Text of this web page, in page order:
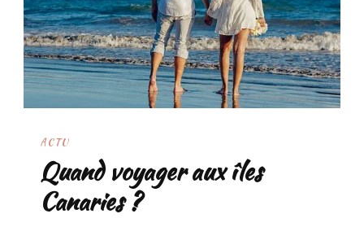
ACTU
Quand voyager aux îles
Canaries ?